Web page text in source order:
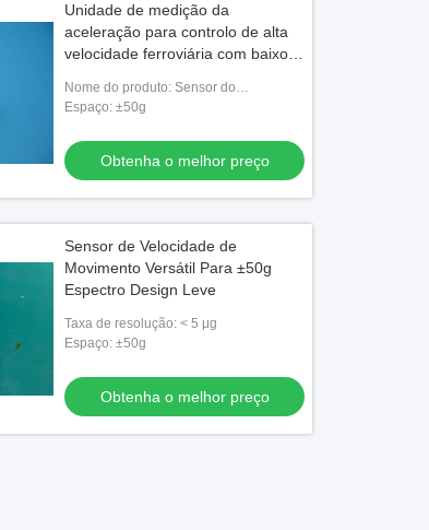
Unidade de medição da
aceleração para controlo de alta
velocidade ferroviária com baixo
Nome do produto: Sensor do
acelerômetro
Espaço: ±50g
Obtenha o melhor preço
Sensor de Velocidade de
Movimento Versátil Para ±50g
Espectro Design Leve
Taxa de resolução: < 5 μg
Espaço: ±50g
Obtenha o melhor preço